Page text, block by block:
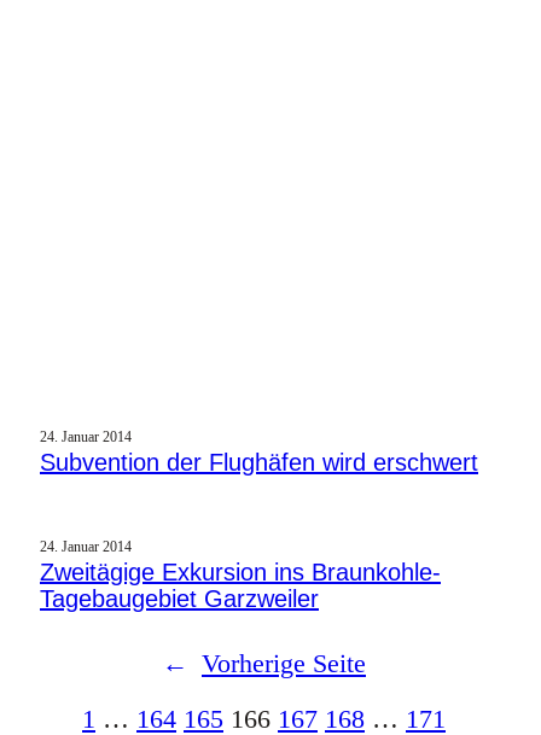
24. Januar 2014
Subvention der Flughäfen wird erschwert
24. Januar 2014
Zweitägige Exkursion ins Braunkohle-
Tagebaugebiet Garzweiler
← Vorherige Seite
1 … 164 165 166 167 168 … 171